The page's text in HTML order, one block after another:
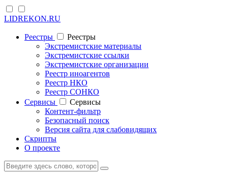
LIDREKON.RU
Реестры
Реестры
Экстремистские материалы
Экстремистские ссылки
Экстремистские организации
Реестр иноагентов
Реестр НКО
Реестр СОНКО
Cервисы
Cервисы
Контент-фильтр
Безопасный поиск
Версия сайта для слабовидящих
Скрипты
О проекте